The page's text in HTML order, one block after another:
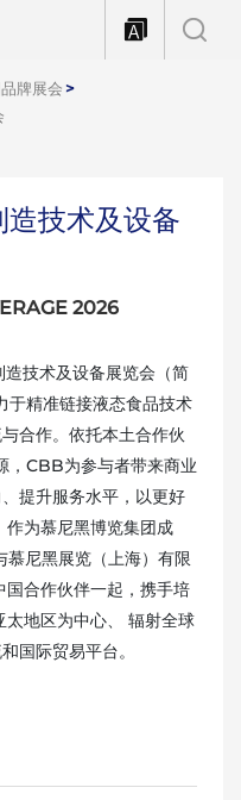
牌展会>
技术及设备
2026
技术及设备展览会（简
于精准链接液态食品技术
合作。依托本土合作伙
CBB为参与者带来商业
提升服务水平，以更好
为慕尼黑博览集团成
尼黑展览（上海）有限
合作伙伴一起，携手培
地区为中心、 辐射全球
国际贸易平台。